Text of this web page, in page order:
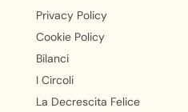
Privacy Policy
Cookie Policy
Bilanci
I Circoli
La Decrescita Felice